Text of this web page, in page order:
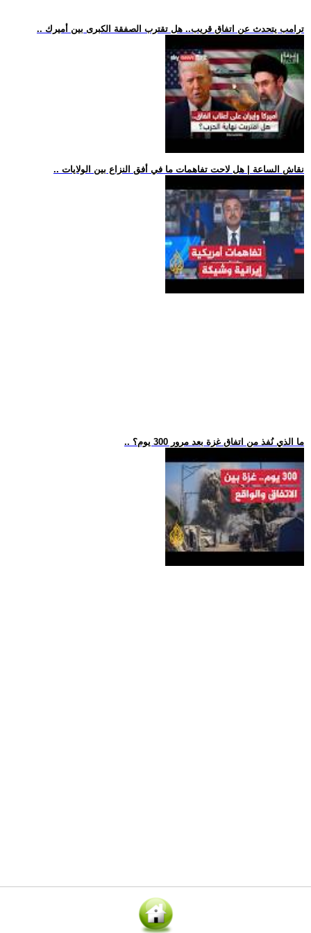
.. ترامب يتحدث عن اتفاق قريب.. هل تقترب الصفقة الكبرى بين أميرك
.. نقاش الساعة | هل لاحت تفاهمات ما في أفق النزاع بين الولايات
.. ما الذي نُفذ من اتفاق غزة بعد مرور 300 يوم؟